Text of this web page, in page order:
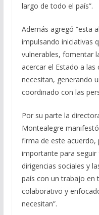
largo de todo el país”.
Además agregó “esta
impulsando iniciativas
vulnerables, fomentar
acercar el Estado a
necesitan, generando
coordinado con las
Por su parte la
Montealegre
firma de este acuerdo,
importante para
dirigencias sociales y
país con un trabajo en
colaborativo y
necesitan”.